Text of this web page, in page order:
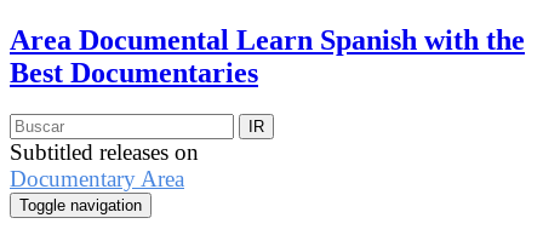
Area Documental Learn Spanish with the
Best Documentaries
Subtitled releases on
Documentary Area
Toggle navigation